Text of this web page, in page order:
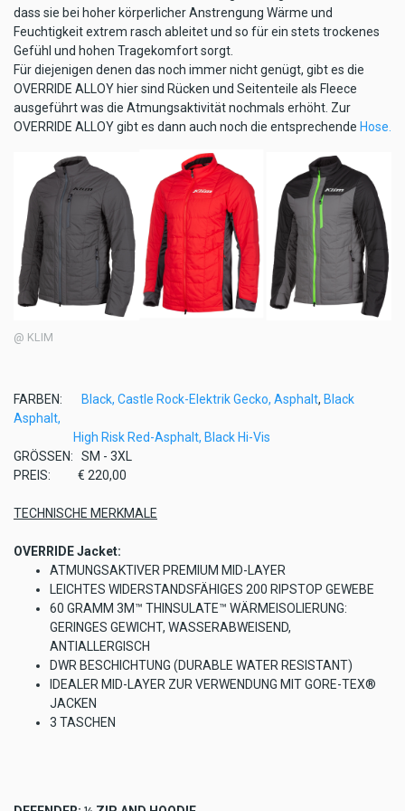
dass sie bei hoher körperlicher Anstrengung Wärme und
Feuchtigkeit extrem rasch ableitet und so für ein stets trockenes
Gefühl und hohen Tragekomfort sorgt.
Für diejenigen denen das noch immer nicht genügt, gibt es die
OVERRIDE ALLOY hier sind Rücken und Seitenteile als Fleece
ausgeführt was die Atmungsaktivität nochmals erhöht. Zur
OVERRIDE ALLOY gibt es dann auch noch die entsprechende Hose.
@ KLIM
FARBEN: Black, Castle Rock-Elektrik Gecko, Asphalt, Black
Asphalt,
High Risk Red-Asphalt, Black Hi-Vis
GRÖSSEN: SM - 3XL
PREIS: € 220,00
TECHNISCHE MERKMALE
OVERRIDE Jacket:
ATMUNGSAKTIVER PREMIUM MID-LAYER
LEICHTES WIDERSTANDSFÄHIGES 200 RIPSTOP GEWEBE
60 GRAMM 3M™ THINSULATE™ WÄRMEISOLIERUNG:
GERINGES GEWICHT, WASSERABWEISEND,
ANTIALLERGISCH
DWR BESCHICHTUNG (DURABLE WATER RESISTANT)
IDEALER MID-LAYER ZUR VERWENDUNG MIT GORE-TEX®
JACKEN
3 TASCHEN